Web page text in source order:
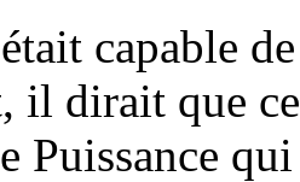
capable
il dirait que
Puissance